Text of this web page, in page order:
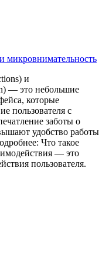
микровнимательность
и
— это небольшие
которые
пользователя с
заботы о
удобство работы
Что такое
— это
пользователя.